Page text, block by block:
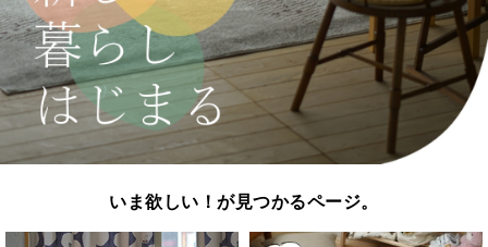
いま欲しい！が見つかるページ。